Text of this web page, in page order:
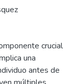
crucial
una
antes de